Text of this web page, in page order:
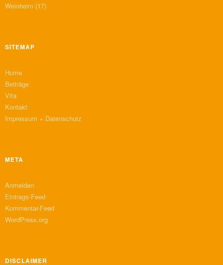
Weinheim (17)
SITEMAP
Home
Beiträge
Vita
Kontakt
Impressum + Datenschutz
META
Anmelden
Eintrags-Feed
Kommentar-Feed
WordPress.org
DISCLAIMER